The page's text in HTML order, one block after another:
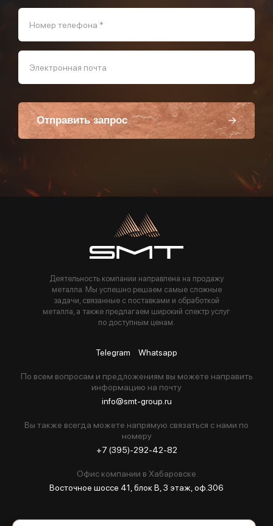
Номер телефона *
Электронная почта
Отправить запрос
Пользуясь данной формой вы соглашаетесь с политикой компании
Деятельность компании направлена на продажу
металла. Мы успешно решаем самые сложные
задачи, связанные с поставками и обработкой
металла, а также предлагаем широкий спектр услуг
по доступным ценам.
Telegram Whatsapp
По всем вопросам и предложениям вы можете направить
информацию на почту
info@smt-group.ru
Вы также всегда можете напрямую связаться с нами по
номеру
+7 (395)-292-42-82
Офис компании в Хабаровске
Восточное шоссе 41, блок В, 3 этаж, оф.306